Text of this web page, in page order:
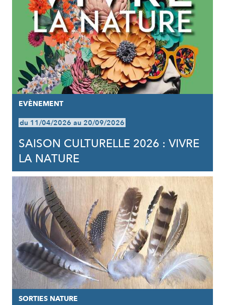
EVÈNEMENT
du 11/04/2026 au 20/09/2026
SAISON CULTURELLE 2026 : VIVRE
LA NATURE
SORTIES NATURE